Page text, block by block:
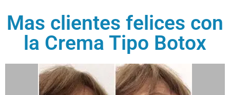
Mas clientes felices con
la Crema Tipo Botox